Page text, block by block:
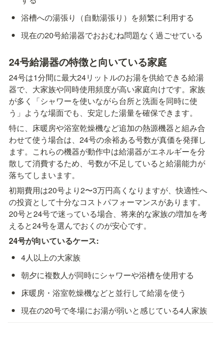
浴槽への湯張り（自動湯張り）を頻繁に利用する
現在の20号給湯器でおおむね問題なく過ごせている
24号給湯器の特徴と向いている家庭
24号は1分間に最大24リットルのお湯を供給できる給湯
器で、大家族や同時使用頻度が高い家庭向けです。家族
が多く「シャワーを使いながら台所と洗面を同時に使
う」ような場面でも、安定した湯量を確保できます。
特に、床暖房や浴室乾燥機など追加の熱源機器と組み合
わせて使う場合は、24号の余裕ある号数が真価を発揮し
ます。これらの機器が動作中は給湯器がエネルギーを分
散して消費するため、号数が不足していると給湯能力が
落ちてしまいます。
初期費用は20号より2〜3万円高くなりますが、快適性へ
の投資として十分なコストパフォーマンスがあります。
20号と24号で迷っている場合、将来的な家族の増加を考
えると24号を選んでおくのが安心です。
24号が向いているケース:
4人以上の大家族
朝夕に複数人が同時にシャワーや浴槽を使用する
床暖房・浴室乾燥機などと並行して給湯を使う
現在の20号で冬場にお湯が弱いと感じている4人家族